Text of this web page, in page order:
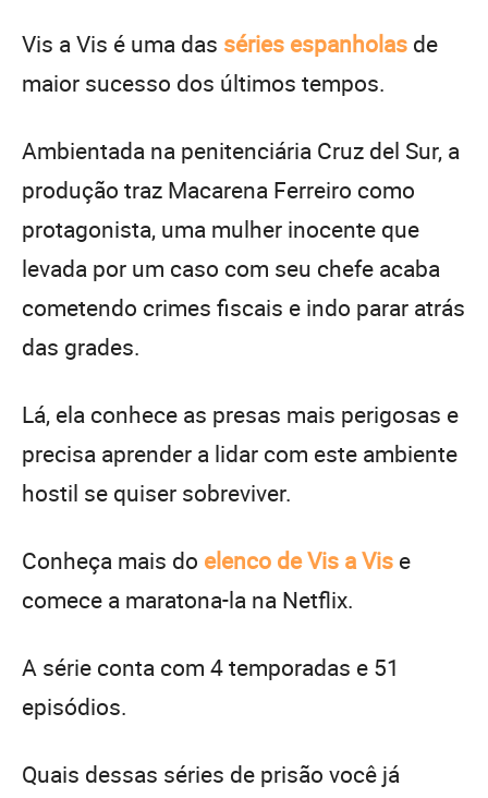
Vis a Vis é uma das séries espanholas de
maior sucesso dos últimos tempos.
Ambientada na penitenciária Cruz del Sur, a
produção traz Macarena Ferreiro como
protagonista, uma mulher inocente que
levada por um caso com seu chefe acaba
cometendo crimes fiscais e indo parar atrás
das grades.
Lá, ela conhece as presas mais perigosas e
precisa aprender a lidar com este ambiente
hostil se quiser sobreviver.
Conheça mais do elenco de Vis a Vis e
comece a maratona-la na Netflix.
A série conta com 4 temporadas e 51
episódios.
Quais dessas séries de prisão você já